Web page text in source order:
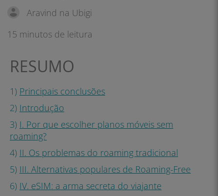
Aravind na Ubigi
15 minutos de leitura
RESUMO
1) Principais conclusões
2) Introdução
3) I. Por que escolher planos móveis sem
roaming?
4) II. Os problemas do roaming tradicional
5) III. Alternativas populares de Roaming-Free
6) IV. eSIM: a arma secreta do viajante